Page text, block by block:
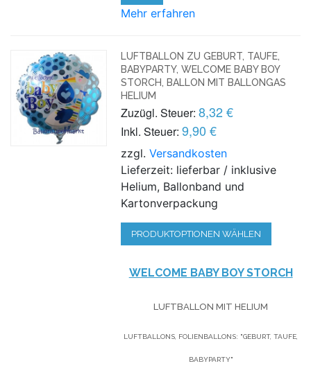
Mehr erfahren
LUFTBALLON ZU GEBURT, TAUFE,
BABYPARTY, WELCOME BABY BOY
STORCH, BALLON MIT BALLONGAS
HELIUM
Zuzügl. Steuer: 8,32 €
Inkl. Steuer: 9,90 €
zzgl.Versandkosten
Lieferzeit: lieferbar / inklusive
Helium, Ballonband und
Kartonverpackung
PRODUKTOPTIONEN WÄHLEN
WELCOME BABY BOY STORCH
LUFTBALLON MIT HELIUM
LUFTBALLONS, FOLIENBALLONS: "GEBURT, TAUFE,
BABYPARTY"